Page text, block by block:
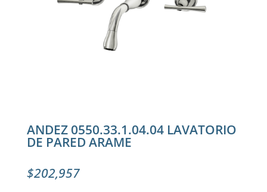
ANDEZ 0550.33.1.04.04 LAVATORIO
DE PARED ARAME
$202,957